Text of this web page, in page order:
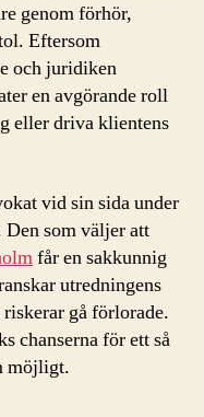
genom förhör,
Eftersom
och juridiken
en avgörande roll
eller driva klientens
vid sin sida under
Den som väljer att
får en sakkunnig
utredningens
gå förlorade.
chanserna för ett så
möjligt.